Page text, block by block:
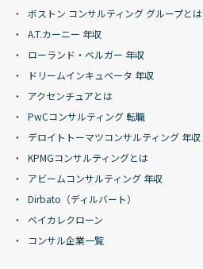
ボストン コンサルティング グループとは
A.T.カーニー 年収
ローランド・ベルガー 年収
ドリームインキュベータ 年収
アクセンチュアとは
PwCコンサルティング 転職
デロイトトーマツコンサルティング 年収
KPMGコンサルティングとは
アビームコンサルティング 年収
Dirbato（ディルバート）
ベイカレクローン
コンサル企業一覧